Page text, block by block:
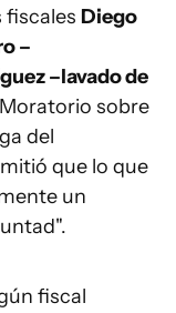
fiscales Diego
–
–lavado de
sobre
del
que lo que
un
fiscal